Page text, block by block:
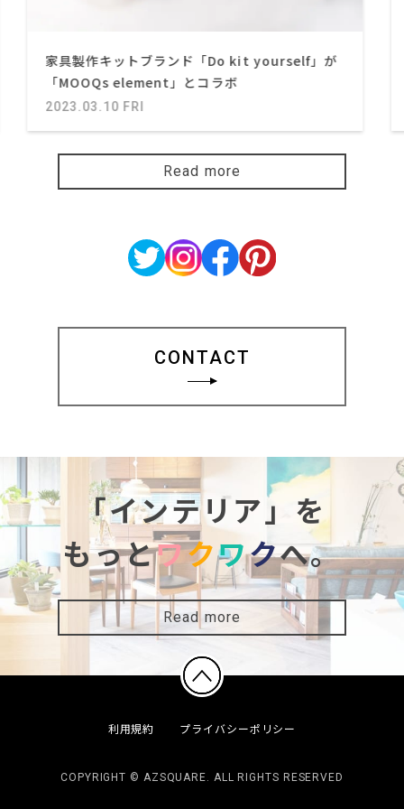
家具製作キットブランド「Do kit yourself」が
「MOOQs element」とコラボ
2023.03.10 FRI
Read more
CONTACT
「インテリア」を
もっとワクワクへ。
Read more
利用規約 プライバシーポリシー
COPYRIGHT © AZSQUARE. ALL RIGHTS RESERVED